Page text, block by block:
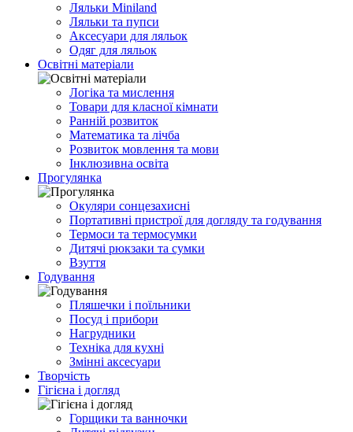
Ляльки Miniland
Ляльки та пупси
Аксесуари для ляльок
Одяг для ляльок
Освітні матеріали
Логіка та мислення
Товари для класної кімнати
Ранній розвиток
Математика та лічба
Розвиток мовлення та мови
Інклюзивна освіта
Прогулянка
Окуляри сонцезахисні
Портативні пристрої для догляду та годування
Термоси та термосумки
Дитячі рюкзаки та сумки
Взуття
Годування
Пляшечки і поїльники
Посуд і прибори
Нагрудники
Техніка для кухні
Змінні аксесуари
Творчість
Гігієна і догляд
Горщики та ванночки